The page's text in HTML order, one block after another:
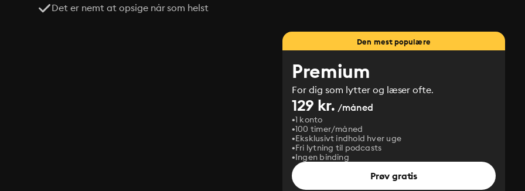
Det er nemt at opsige når som helst
Den mest populære
Premium
For dig som lytter og læser ofte.
129 kr. /måned
1 konto
100 timer/måned
Eksklusivt indhold hver uge
Fri lytning til podcasts
Ingen binding
Prøv gratis